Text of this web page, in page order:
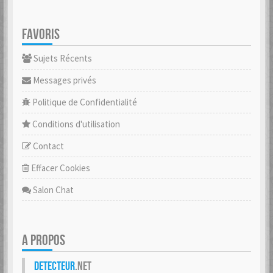
FAVORIS
Sujets Récents
Messages privés
Politique de Confidentialité
Conditions d'utilisation
Contact
Effacer Cookies
Salon Chat
A PROPOS
Detecteur.net